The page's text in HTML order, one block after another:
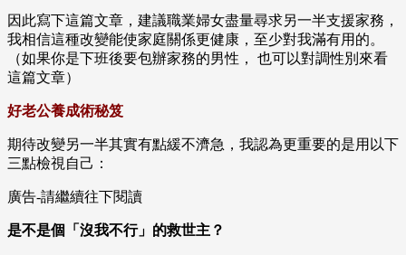
因此寫下這篇文章，建議職業婦女盡量尋求另一半支援家務，
我相信這種改變能使家庭關係更健康，至少對我滿有用的。
（如果你是下班後要包辦家務的男性， 也可以對調性別來看
這篇文章）
好老公養成術秘笈
期待改變另一半其實有點緩不濟急，我認為更重要的是用以下
三點檢視自己：
廣告-請繼續往下閱讀
是不是個「沒我不行」的救世主？